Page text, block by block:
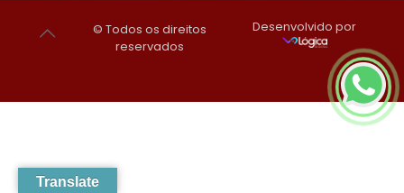
© Todos os direitos
reservados
Desenvolvido por
Translate